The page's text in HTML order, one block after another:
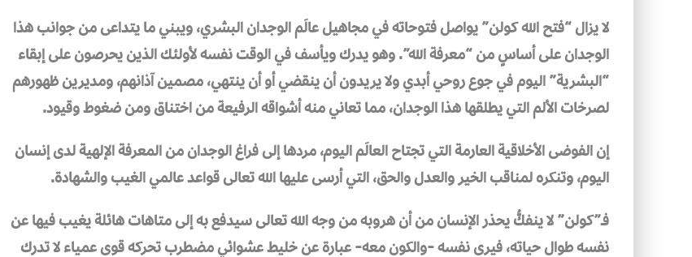
لا يزال “فتح الله كولن” يواصل فتوحاته في مجاهيل عالَم الوجدان البشري، ويبني ما يتداعى من جوانب هذا
الوجدان على أساسٍ من “معرفة الله”. وهو يدرك ويأسف في الوقت نفسه لأولئك الذين يحرصون على إبقاء
“البشرية” اليوم في جوع روحي أبدي ولا يريدون أن ينقضي أو أن ينتهي، مصمين آذانهم، ومديرين ظهورهم
لصرخات الألم التي يطلقها هذا الوجدان، مما تعاني منه أشواقه الرفيعة من اختناق ومن ضغوط وقيود.
إن الفوضى الأخلاقية العارمة التي تجتاح العالَم اليوم، مردها إلى فراغ الوجدان من المعرفة الإلهية لدى إنسان
اليوم، وتنكره لمناقب الخير والعدل والحق، التي أرسى عليها الله تعالى قواعد عالمي الغيب والشهادة.
فـ”كولن” لا ينفكُّ يحذر الإنسان من أن هروبه من وجه الله تعالى سيدفع به إلى متاهات هائلة يغيب فيها عن
نفسه طوال حياته، فيرى نفسه -والكون معه- عبارة عن خليط عشوائي مضطرب تحركه قوى عمياء لا تدرك